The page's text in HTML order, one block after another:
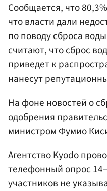
Сообщается, что
что власти дали
по поводу сброса
считают, что сброс
приведет к
нанесут
На фоне новостей о
одобрения
министром Фумио
Агентство Kyodo
телефонный опрос
участников не